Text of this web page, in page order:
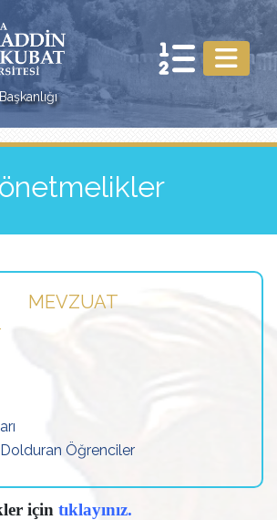
MEVZUAT
Öğrenciler
için tıklayınız.